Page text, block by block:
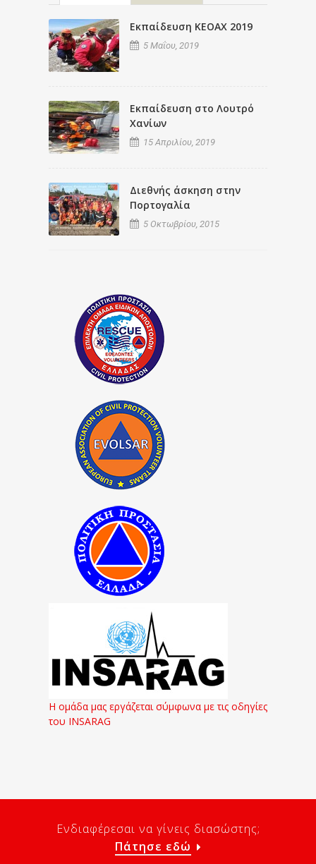
Εκπαίδευση ΚΕΟΑΧ 2019
5 Μαΐου, 2019
Εκπαίδευση στο Λουτρό
Χανίων
15 Απριλίου, 2019
Διεθνής άσκηση στην
Πορτογαλία
5 Οκτωβρίου, 2015
Η ομάδα μας εργάζεται σύμφωνα με τις οδηγίες
του INSARAG
Ενδιαφέρεσαι να γίνεις διασώστης;
Πάτησε εδώ